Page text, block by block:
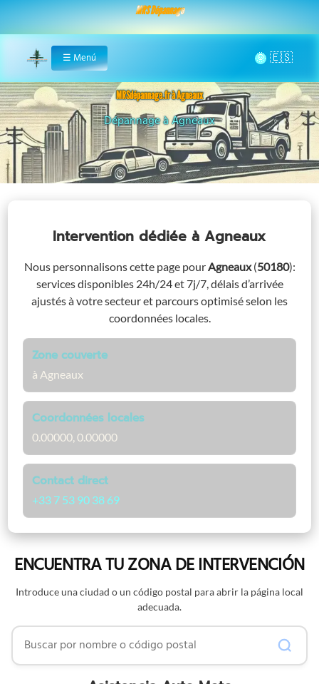
MRS Dépannage
Home
☰ Menú 🌞
MRSdépannage.fr à Agneaux
Assistance 24/7 à Agneaux
Intervention dédiéeà Agneaux
Nous personnalisons cette page pourAgneaux (50180):
services disponibles 24h/24 et 7j/7, délais d’arrivée
ajustés à votre secteur et parcours optimisé selon les
coordonnées locales.
Zone couverte
à Agneaux
Coordonnées locales
0.00000, 0.00000
Contact direct
+33 7 53 90 38 69
ENCUENTRA TU ZONA DE INTERVENCIÓN
Introduce una ciudad o un código postal para abrir la página local
adecuada.
Buscar por nombre o código postal